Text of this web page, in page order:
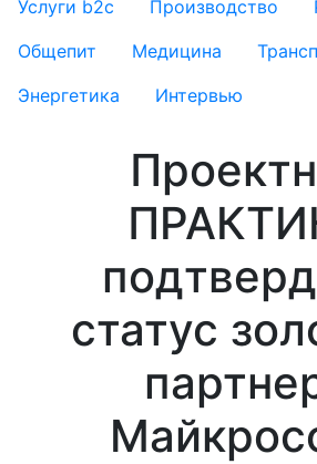
Услуги b2c
Производство
Общепит
Медицина
Энергетика
Интервью
статус